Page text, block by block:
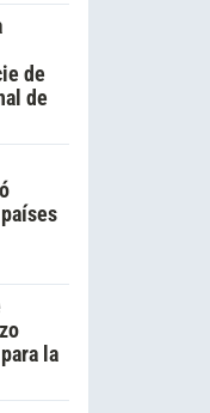
de
de
la